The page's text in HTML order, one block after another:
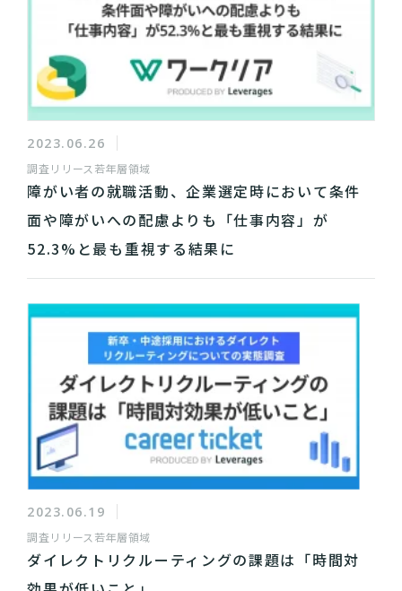
2023.06.26
調査リリース 若年層領域
障がい者の就職活動、企業選定時において条件
面や障がいへの配慮よりも「仕事内容」が
52.3%と最も重視する結果に
2023.06.19
調査リリース 若年層領域
ダイレクトリクルーティングの課題は「時間対